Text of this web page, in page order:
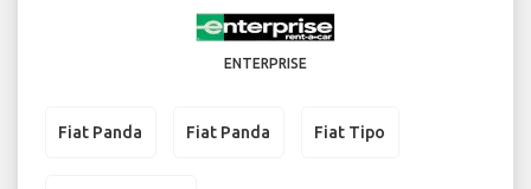
ENTERPRISE
Fiat Panda Fiat Panda Fiat Tipo